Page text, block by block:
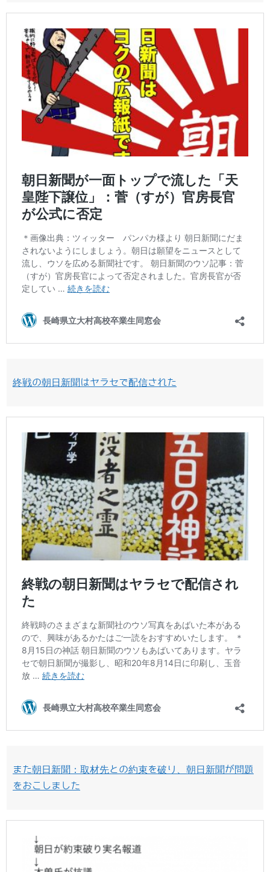
終戦の朝日新聞はヤラセで配信された
また朝日新聞：取材先との約束を破り、朝日新聞が問題
をおこしました